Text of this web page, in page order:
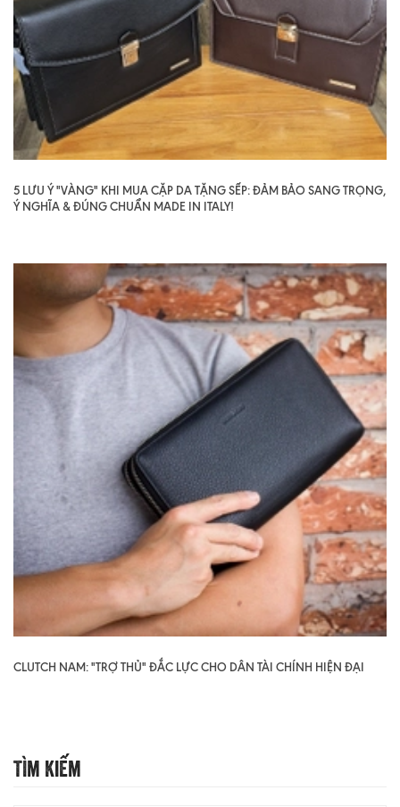
5 LƯU Ý "VÀNG" KHI MUA CẶP DA TẶNG SẾP: ĐẢM BẢO SANG TRỌNG,
Ý NGHĨA & ĐÚNG CHUẨN MADE IN ITALY!
CLUTCH NAM: "TRỢ THỦ" ĐẮC LỰC CHO DÂN TÀI CHÍNH HIỆN ĐẠI
Tìm Kiếm